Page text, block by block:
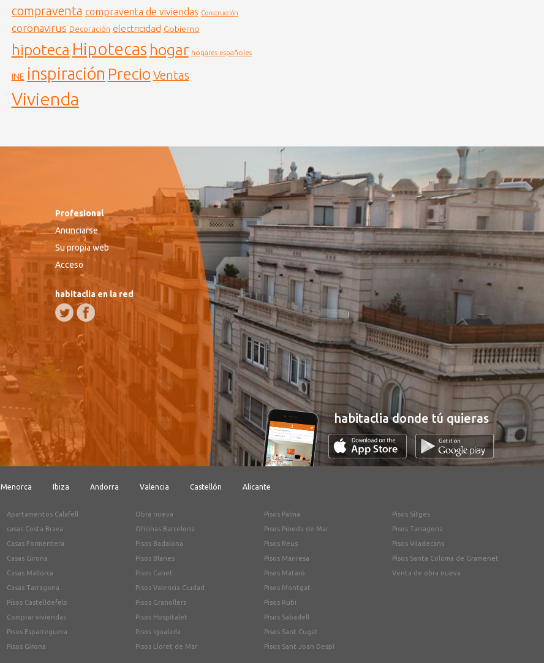
compraventa compraventa de viviendas Construcción
coronavirus Decoración electricidad Gobierno
hipoteca Hipotecas hogar hogares españoles
INE inspiración Precio Ventas
Vivienda
Profesional
Anunciarse
Su propia web
Acceso
habitaclia en la red
habitaclia donde tú quieras
Menorca Ibiza Andorra Valencia Castellón Alicante
Apartamentos Calafell
casas Costa Brava
Casas Formentera
Casas Girona
Casas Mallorca
Casas Tarragona
Pisos Castelldefels
Comprar viviendas
Pisos Esparreguera
Pisos Girona
Obra nueva
Oficinas Barcelona
Pisos Badalona
Pisos Blanes
Pisos Canet
Pisos Valencia Ciudad
Pisos Granollers
Pisos Hospitalet
Pisos Igualada
Pisos Lloret de Mar
Pisos Palma
Pisos Pineda de Mar
Pisos Reus
Pisos Manresa
Pisos Mataró
Pisos Montgat
Pisos Rubí
Pisos Sabadell
Pisos Sant Cugat
Pisos Sant Joan Despí
Pisos Sitges
Pisos Tarragona
Pisos Viladecans
Pisos Santa Coloma de Gramenet
Venta de obra nueva